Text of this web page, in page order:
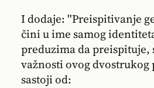
I dodaje: ''Preispitivanje
čini u ime samog
preduzima da preispituje,
važnosti ovog dvostrukog
sastoji od: